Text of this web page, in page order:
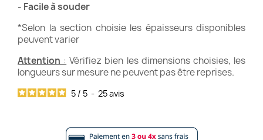
- Facile à souder
*Selon la section choisie les épaisseurs disponibles
peuvent varier
Attention : Vérifiez bien les dimensions choisies, les
longueurs sur mesure ne peuvent pas être reprises.
5 / 5 - 25avis